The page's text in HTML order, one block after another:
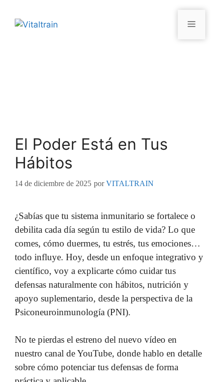
El Poder Está en Tus
Hábitos
14 de diciembre de 2025 porVITALTRAIN
¿Sabías que tu sistema inmunitario se fortalece o
debilita cada día según tu estilo de vida? Lo que
comes, cómo duermes, tu estrés, tus emociones…
todo influye. Hoy, desde un enfoque integrativo y
científico, voy a explicarte cómo cuidar tus
defensas naturalmente con hábitos, nutrición y
apoyo suplementario, desde la perspectiva de la
Psiconeuroinmunología (PNI).
No te pierdas el estreno del nuevo vídeo en
nuestro canal de YouTube, donde hablo en detalle
sobre cómo potenciar tus defensas de forma